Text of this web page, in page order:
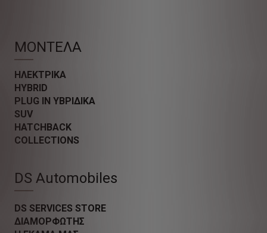
ΜΟΝΤΕΛΑ
ΗΛΕΚΤΡΙΚΑ
HYBRID
PLUG IN ΥΒΡΙΔΙΚΑ
SUV
HATCHBACK
COLLECTIONS
DS Automobiles
DS SERVICES STORE
ΔΙΑΜΟΡΦΩΤΗΣ